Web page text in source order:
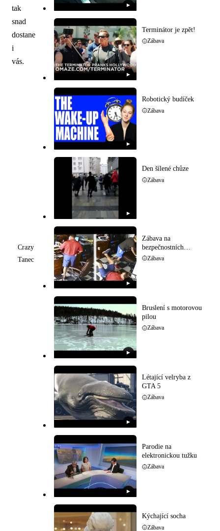
tak
snad
dostane
i
vás.
Crazy
Tanec
▶
▶
Terminátor je zpět!
Zábava
▶
Robotický budíček
Zábava
▶
Den šílené chůze
Zábava
▶
Zábava na
bezpečnostních
kamerách
Zábava
▶
Bruslení s motorovou
pilou
Zábava
▶
Létající velryba z
GTA 5
Zábava
▶
Parodie na
elektronickou tužku
Zábava
Kýchající socha
Zábava